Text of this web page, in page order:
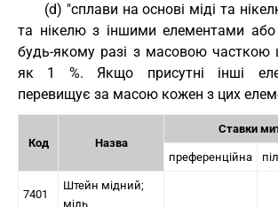
(d) "сплави на основі міді та
та нікелю з іншими елементами
будь-якому разі з масовою часткою
як 1 %. Якщо присутні інші
перевищує за масою кожен з цих
Код Назва
Ставки
преференційна
7401
Штейн мідний;
мідь